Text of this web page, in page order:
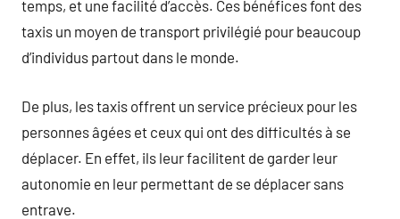
temps, et une facilité d’accès. Ces bénéfices font des
taxis un moyen de transport privilégié pour beaucoup
d’individus partout dans le monde.
De plus, les taxis offrent un service précieux pour les
personnes âgées et ceux qui ont des difficultés à se
déplacer. En effet, ils leur facilitent de garder leur
autonomie en leur permettant de se déplacer sans
entrave.